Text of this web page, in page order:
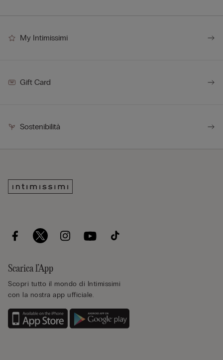
My Intimissimi
Gift Card
Sostenibilità
Scarica l’App
Scopri tutto il mondo di Intimissimi
con la nostra app ufficiale.